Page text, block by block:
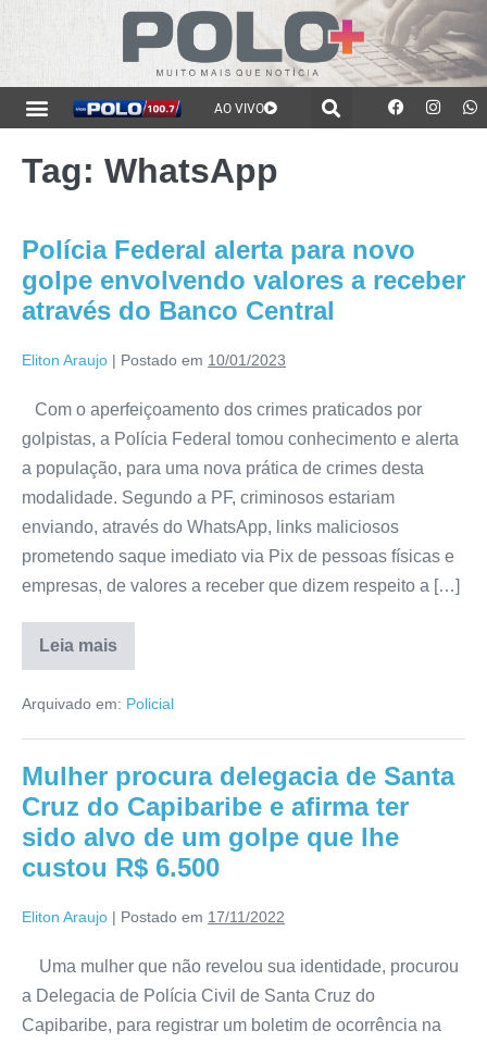
AO VIVO
Tag: WhatsApp
Polícia Federal alerta para novo
golpe envolvendo valores a receber
através do Banco Central
Eliton Araujo | Postado em 10/01/2023
Com o aperfeiçoamento dos crimes praticados por
golpistas, a Polícia Federal tomou conhecimento e alerta
a população, para uma nova prática de crimes desta
modalidade. Segundo a PF, criminosos estariam
enviando, através do WhatsApp, links maliciosos
prometendo saque imediato via Pix de pessoas físicas e
empresas, de valores a receber que dizem respeito a […]
Leia mais
Arquivado em: Policial
Mulher procura delegacia de Santa
Cruz do Capibaribe e afirma ter
sido alvo de um golpe que lhe
custou R$ 6.500
Eliton Araujo | Postado em 17/11/2022
Uma mulher que não revelou sua identidade, procurou
a Delegacia de Polícia Civil de Santa Cruz do
Capibaribe, para registrar um boletim de ocorrência na